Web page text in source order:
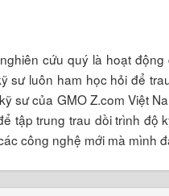
cứu quý là hoạt
sư luôn ham học hỏi để
sư của GMO Z.com Việt
tập trung trau dồi trình độ
công nghệ mới mà mình